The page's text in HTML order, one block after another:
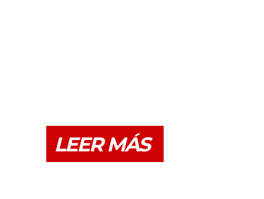
LEER MÁS